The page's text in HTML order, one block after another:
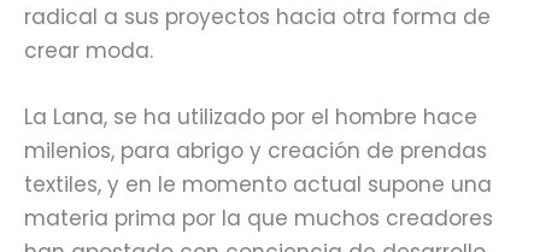
radical a sus proyectos hacia otra forma de
crear moda.
La Lana, se ha utilizado por el hombre hace
milenios, para abrigo y creación de prendas
textiles, y en le momento actual supone una
materia prima por la que muchos creadores